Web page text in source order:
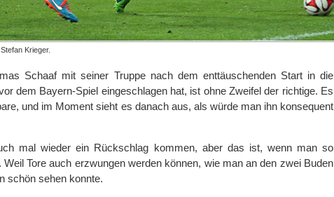
Krieger.
Schaaf mit seiner Truppe nach dem enttäuschenden Start in die
dem Bayern-Spiel eingeschlagen hat, ist ohne Zweifel der richtige. Es
und im Moment sieht es danach aus, als würde man ihn konsequent
mal wieder ein Rückschlag kommen, aber das ist, wenn man so
Tore auch erzwungen werden können, wie man an den zwei Buden
schön sehen konnte.